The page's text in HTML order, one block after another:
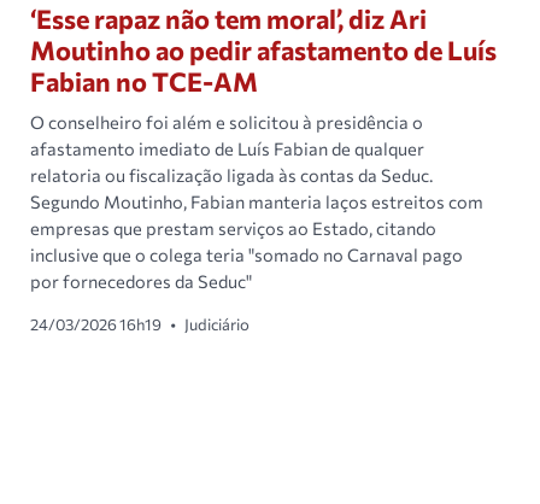
‘Esse rapaz não tem moral’, diz Ari
Moutinho ao pedir afastamento de Luís
Fabian no TCE-AM
O conselheiro foi além e solicitou à presidência o
afastamento imediato de Luís Fabian de qualquer
relatoria ou fiscalização ligada às contas da Seduc.
Segundo Moutinho, Fabian manteria laços estreitos com
empresas que prestam serviços ao Estado, citando
inclusive que o colega teria "somado no Carnaval pago
por fornecedores da Seduc"
24/03/2026 16h19 • Judiciário